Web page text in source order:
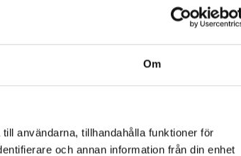
Om
användarna, tillhandahålla funktioner för
och annan information från din enhet